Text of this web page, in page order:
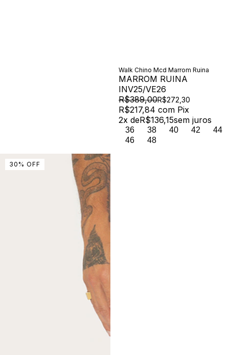
Walk Chino Mcd Marrom Ruina
MARROM RUINA
INV25/VE26
R$389,00R$272,30
R$217,84 com Pix
2x deR$136,15sem juros
36 38 40 42
44
46
48
30 % OFF